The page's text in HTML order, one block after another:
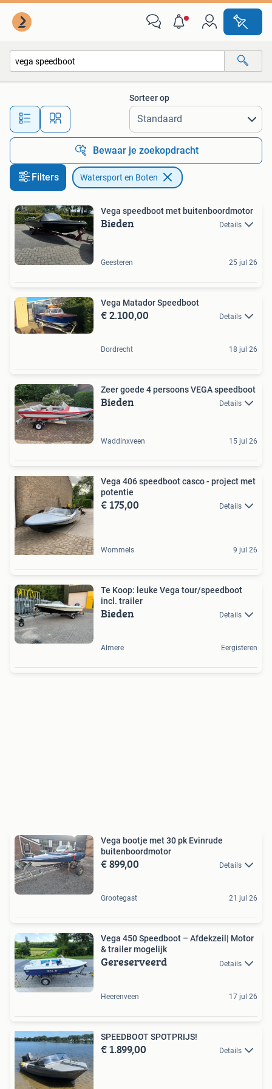
Alle afstanden…
Sorteer op
Bewaar je zoekopdracht
Filters Watersport en Boten
Vega speedboot met buitenboordmotor
Bieden Details
Geesteren 25 jul 26
Vega Matador Speedboot
€ 2.100,00 Details
Dordrecht 18 jul 26
Zeer goede 4 persoons VEGA speedboot
Bieden Details
Waddinxveen 15 jul 26
Vega 406 speedboot casco - project met
potentie
€ 175,00 Details
Wommels 9 jul 26
Te Koop: leuke Vega tour/speedboot
incl. trailer
Bieden Details
Almere Eergisteren
Vega bootje met 30 pk Evinrude
buitenboordmotor
€ 899,00 Details
Grootegast 21 jul 26
Vega 450 Speedboot – Afdekzeil| Motor
& trailer mogelijk
Gereserveerd Details
Heerenveen 17 jul 26
SPEEDBOOT SPOTPRIJS!
€ 1.899,00 Details